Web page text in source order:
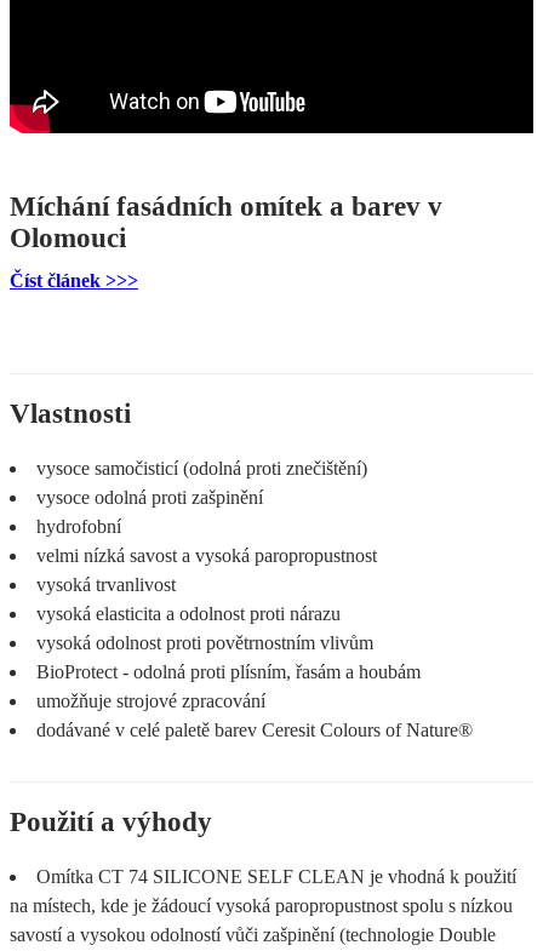
Míchání fasádních omítek a barev v
Olomouci
Číst článek >>>
Vlastnosti
vysoce samočisticí (odolná proti znečištění)
vysoce odolná proti zašpinění
hydrofobní
velmi nízká savost a vysoká paropropustnost
vysoká trvanlivost
vysoká elasticita a odolnost proti nárazu
vysoká odolnost proti povětrnostním vlivům
BioProtect - odolná proti plísním, řasám a houbám
umožňuje strojové zpracování
dodávané v celé paletě barev Ceresit Colours of Nature®
Použití a výhody
Omítka CT 74 SILICONE SELF CLEAN je vhodná k použití
na místech, kde je žádoucí vysoká paropropustnost spolu s nízkou
savostí a vysokou odolností vůči zašpinění (technologie Double